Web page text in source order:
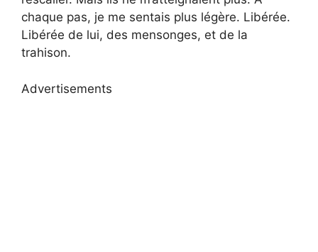
chaque pas, je me sentais plus légère. Libérée.
Libérée de lui, des mensonges, et de la
trahison.
Advertisements